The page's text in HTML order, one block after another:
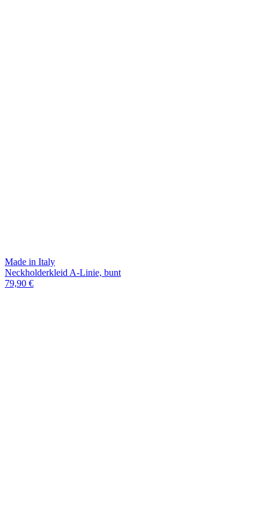
Made in Italy
Neckholderkleid A-Linie, bunt
79,90 €